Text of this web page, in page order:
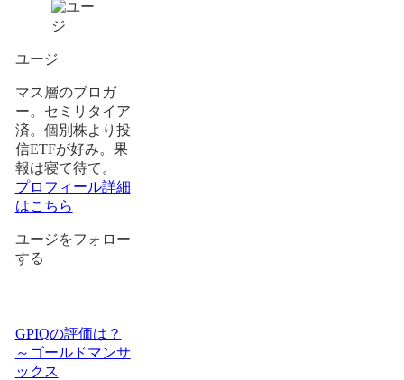
ユージ
マス層のブロガ
ー。セミリタイア
済。個別株より投
信ETFが好み。果
報は寝て待て。
プロフィール詳細
はこちら
ユージをフォロー
する
GPIQの評価は？
～ゴールドマンサ
ックス